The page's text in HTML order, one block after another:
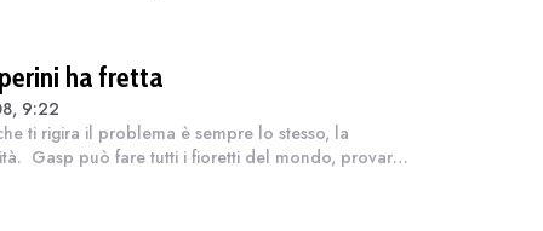
ha fretta
9:22
ti rigira il problema è sempre lo stesso, la
Gasp può fare tutti i fioretti del mondo, provare